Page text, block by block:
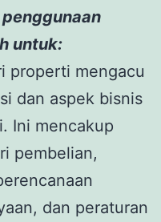
untuk:
properti mengacu
dan aspek bisnis
Ini mencakup
pembelian,
dan peraturan